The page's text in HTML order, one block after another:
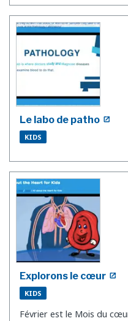
Le labo de patho
KIDS
Explorons le cœur
KIDS
Février est le Mois du